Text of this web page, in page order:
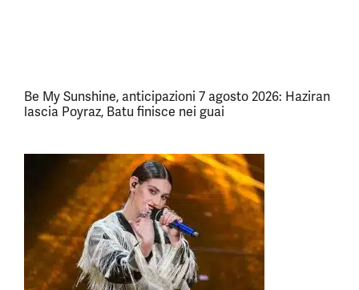
Be My Sunshine, anticipazioni 7 agosto 2026: Haziran
lascia Poyraz, Batu finisce nei guai